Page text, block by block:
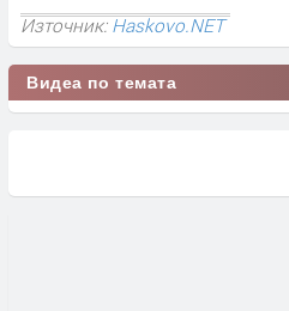
Източник:Haskovo.NET
Видеа по темата